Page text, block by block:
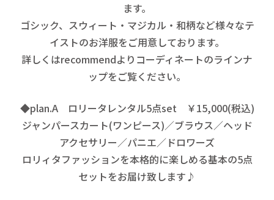
ます。
ゴシック、スウィート・マジカル・和柄など様々なテ
イストのお洋服をご用意しております。
詳しくはrecommendよりコーディネートのラインナ
ップをご覧ください。
◆plan.A ロリータレンタル5点set ￥15,000(税込)
ジャンパースカート(ワンピース)／ブラウス／ヘッド
アクセサリー／パニエ／ドロワーズ
ロリィタファッションを本格的に楽しめる基本の5点
セットをお届け致します♪